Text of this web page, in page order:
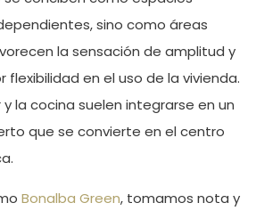
sino como áreas
la sensación de amplitud y
en el uso de la vivienda.
y la cocina suelen integrarse en un
que se convierte en el centro
Bonalba Green, tomamos nota y